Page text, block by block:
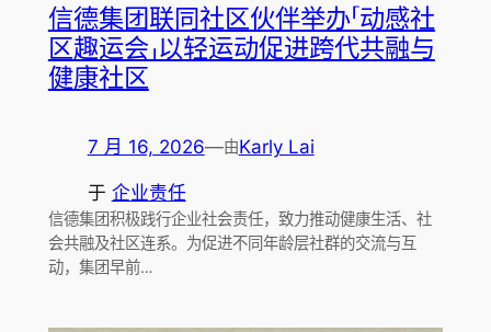
信德集团联同社区伙伴举办「动感社
区趣运会」以轻运动促进跨代共融与
健康社区
7 月 16, 2026—由Karly Lai
于 企业责任
信德集团积极践行企业社会责任，致力推动健康生活、社
会共融及社区连系。为促进不同年龄层社群的交流与互
动，集团早前…